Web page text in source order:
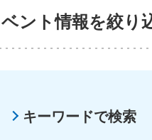
ント情報を絞り
キーワードで検索